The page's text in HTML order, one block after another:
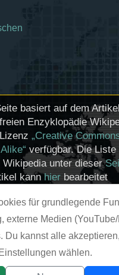
für grundlegende
externe Medien
Du kannst alle
wählen.
basiert auf dem
Enzyklopädie
„Creative
verfügbar. Die Liste
Wikipedia unter dieser
kannhierbearbeitet
eingebundener
können im
abgerufen werden.
schule.de 2026